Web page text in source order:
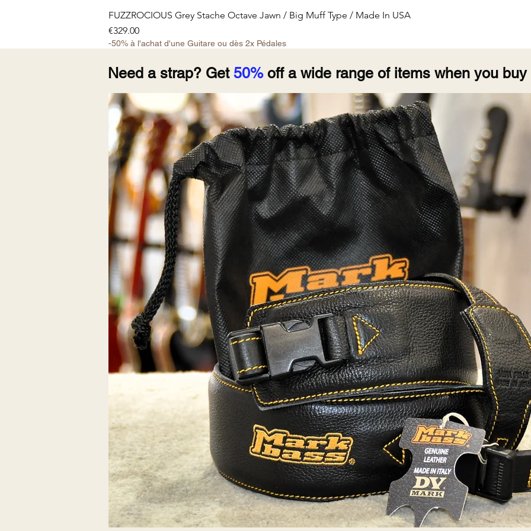
Quick View
FUZZROCIOUS Grey Stache Octave Jawn / Big Muff Type / Made In USA
Price
€329.00
-50% à l'achat d'une Guitare ou dès 2x Pédales
Need a strap? Get 50%off a wide range of items when you buy